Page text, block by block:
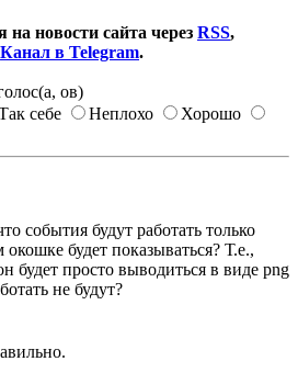
новости сайта через RSS,
Канал в Telegram.
ов)
себе Неплохо
Хорошо
события будут работать только
будет показываться? Т.е.,
будет просто выводиться в виде png
не будут?